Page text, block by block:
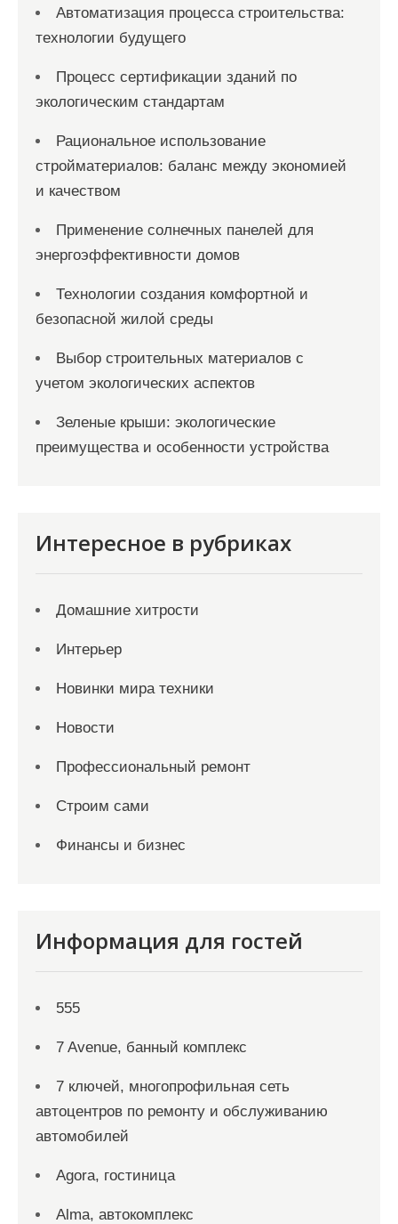
Автоматизация процесса строительства:
технологии будущего
Процесс сертификации зданий по
экологическим стандартам
Рациональное использование
стройматериалов: баланс между экономией
и качеством
Применение солнечных панелей для
энергоэффективности домов
Технологии создания комфортной и
безопасной жилой среды
Выбор строительных материалов с
учетом экологических аспектов
Зеленые крыши: экологические
преимущества и особенности устройства
Интересное в рубриках
Домашние хитрости
Интерьер
Новинки мира техники
Новости
Профессиональный ремонт
Строим сами
Финансы и бизнес
Информация для гостей
555
7 Avenue, банный комплекс
7 ключей, многопрофильная сеть
автоцентров по ремонту и обслуживанию
автомобилей
Agora, гостиница
Alma, автокомплекс